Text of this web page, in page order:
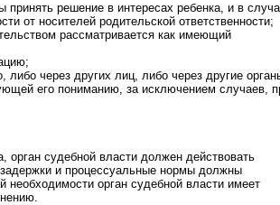
принять решение в интересах ребенка, и в
от носителей родительской ответственности;
рассматривается как имеющий
либо через других лиц, либо через другие
его пониманию, за исключением случаев,
орган судебной власти должен действовать
и процессуальные нормы должны
необходимости орган судебной власти имеет